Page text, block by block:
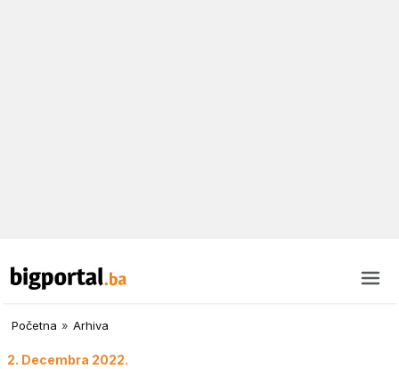
Početna » Arhiva
2. Decembra 2022.